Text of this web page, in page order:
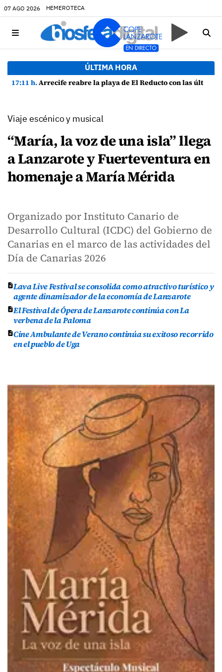
07 AGO 2026 HEMEROTECA
ÚLTIMA HORA
17:11 h.Arrecife reabre la playa de El Reducto con las últimas analíticas mostrando "una buena calidad de las aguas para el baño"
Viaje escénico y musical
“María, la voz de una isla” llega
a Lanzarote y Fuerteventura en
homenaje a María Mérida
Organizado por Instituto Canario de
Desarrollo Cultural (ICDC) del Gobierno de
Canarias en el marco de las actividades del
Día de Canarias 2026
Lava Live Festival se consolida como atractivo turístico y
agente dinamizador de la economía de Lanzarote
El Festival de Ópera de Lanzarote continúa con La
verbena de la Paloma
Cine Ambulante de Verano continúa su exitoso recorrido
en el pueblo de Uga